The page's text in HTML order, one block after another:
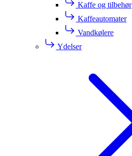
Kaffe og tilbehør
Kaffeautomater
Vandkølere
Ydelser